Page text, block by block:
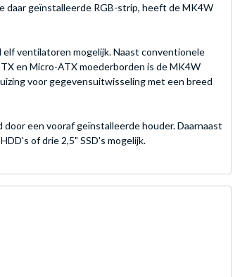
geïnstalleerde RGB-strip, heeft de MK4W
elf ventilatoren mogelijk. Naast conventionele
en Micro-ATX moederborden is de MK4W
voor gegevensuitwisseling met een breed
een vooraf geïnstalleerde houder. Daarnaast
of drie 2,5" SSD's mogelijk.